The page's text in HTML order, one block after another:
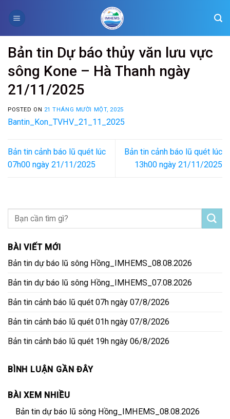
Bản tin Dự báo thủy văn lưu vực
sông Kone – Hà Thanh ngày
21/11/2025
POSTED ON 21 THÁNG MƯỜI MỘT, 2025
Bantin_Kon_TVHV_21_11_2025
Bản tin cảnh báo lũ quét lúc
07h00 ngày 21/11/2025
Bản tin cảnh báo lũ quét lúc
13h00 ngày 21/11/2025
BÀI VIẾT MỚI
Bản tin dự báo lũ sông Hồng_IMHEMS_08.08.2026
Bản tin dự báo lũ sông Hồng_IMHEMS_07.08.2026
Bản tin cảnh báo lũ quét 07h ngày 07/8/2026
Bản tin cảnh báo lũ quét 01h ngày 07/8/2026
Bản tin cảnh báo lũ quét 19h ngày 06/8/2026
BÌNH LUẬN GẦN ĐÂY
BÀI XEM NHIỀU
Bản tin dự báo lũ sông Hồng_IMHEMS_08.08.2026